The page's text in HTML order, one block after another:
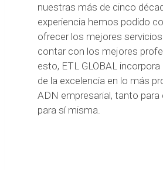
nuestras más de cinco
experiencia hemos podido
ofrecer los mejores
contar con los mejores
esto, ETL GLOBAL incorpora
de la excelencia en lo más
ADN empresarial, tanto
para sí misma.